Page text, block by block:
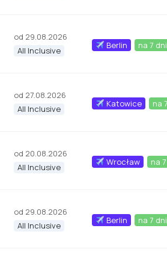
od 29.08.2026
All Inclusive
Berlin na 7 dni
od 27.08.2026
All Inclusive
Katowice na
od 20.08.2026
All Inclusive
Wrocław na
od 29.08.2026
All Inclusive
Berlin na 7 dni